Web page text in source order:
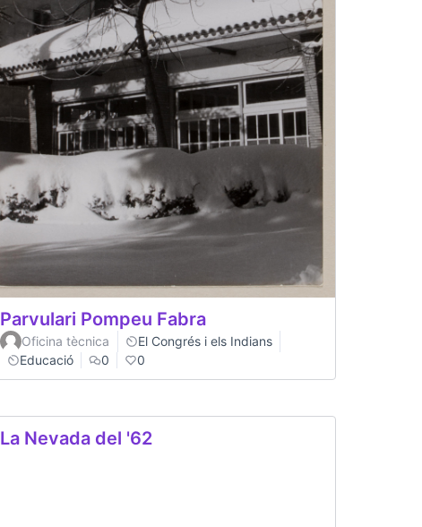
Parvulari Pompeu Fabra
Oficina tècnica
El Congrés i els Indians
Educació
0 0
La Nevada del '62